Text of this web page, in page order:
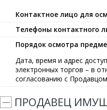
Контактное лицо для
Телефоны контактного
Порядок осмотра
Дата, время и адрес
электронных торгов – в
согласованию с
ПРОДАВЕЦ